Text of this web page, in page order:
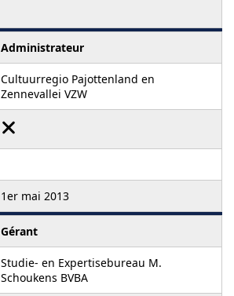
Administrateur
Cultuurregio Pajottenland en
Zennevallei VZW
1er mai 2013
Gérant
Studie- en Expertisebureau M.
Schoukens BVBA